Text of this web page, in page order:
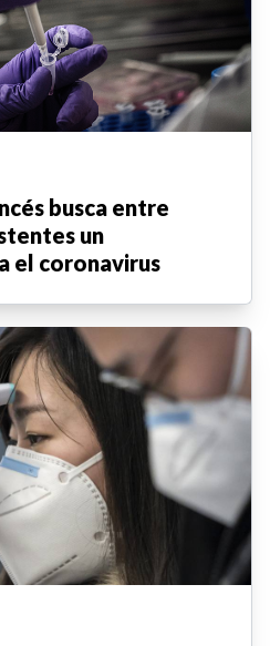
busca entre
un
el coronavirus